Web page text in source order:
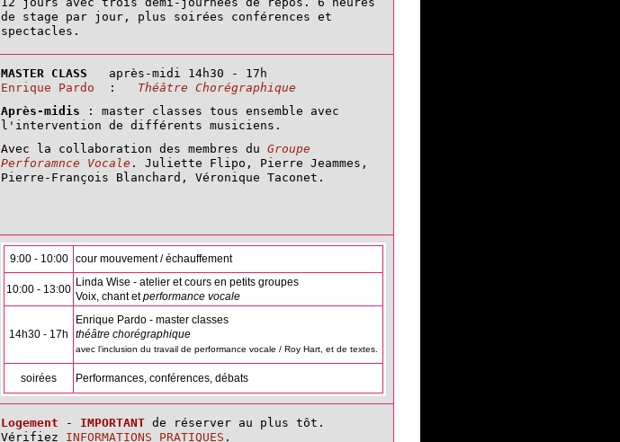
de stage par jour, plus soirées conférences et
spectacles.
MASTER CLASS après-midi 14h30 - 17h
Enrique Pardo
: Théâtre Chorégraphique
Après-midis : master classes tous ensemble avec
l'intervention de différents musiciens.
Avec la collaboration des membres du Groupe
Perforamnce Vocale . Juliette Flipo, Pierre Jeammes,
Pierre-François Blanchard, Véronique Taconet.
9:00 - 10:00 cour mouvement / échauffement
10:00 - 13:00
Linda Wise - atelier et cours en petits groupes
Voix, chant etperformance vocale
14h30 - 17h
Enrique Pardo - master classes
théâtre chorégraphique
avec l’inclusion du travail de performance vocale / Roy Hart, et de textes.
soirées Performances, conférences, débats
Logement - IMPORTANT de réserver au plus tôt.
Vérifiez INFORMATIONS PRATIQUES .